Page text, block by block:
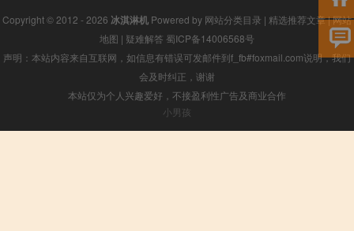
Copyright © 2012 - 2026 冰淇淋机 Powered by 网站分类目录 | 精选推荐文章|网站
地图 | 疑难解答 蜀ICP备14006568号
声明：本站内容来自互联网，如信息有错误可发邮件到f_fb#foxmail.com说明，我们
会及时纠正，谢谢
本站仅为个人兴趣爱好，不接盈利性广告及商业合作
小男孩